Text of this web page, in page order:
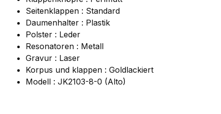
Seitenklappen : Standard
Daumenhalter : Plastik
Polster : Leder
Resonatoren : Metall
Gravur : Laser
Korpus und klappen : Goldlackiert
Modell : JK2103-8-0 (Alto)